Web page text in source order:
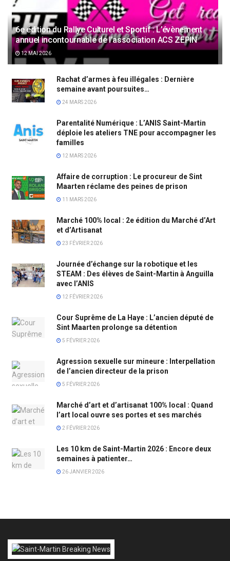
6e édition du Rallye Culturel et Sportif : L’évènement
annuel incontournable de l’association ACS ZEPIN
12 MAI 2026
Rachat d’armes à feu illégales : Dernière
semaine avant poursuites…
24 MARS 2026
Parentalité Numérique : L’ANIS Saint-Martin
déploie les ateliers TNE pour accompagner les
familles
12 MARS 2026
Affaire de corruption : Le procureur de Sint
Maarten réclame des peines de prison
11 MARS 2026
Marché 100% local : 2e édition du Marché d’Art
et d’Artisanat
23 FÉVRIER 2026
Journée d’échange sur la robotique et les
STEAM : Des élèves de Saint-Martin à Anguilla
avec l’ANIS
12 FÉVRIER 2026
Cour Suprême de La Haye : L’ancien député de
Sint Maarten prolonge sa détention
5 FÉVRIER 2026
Agression sexuelle sur mineure : Interpellation
de l’ancien directeur de la prison
5 FÉVRIER 2026
Marché d’art et d’artisanat 100% local : Quand
l’art local ouvre ses portes et ses marchés
2 FÉVRIER 2026
Les 10 km de Saint-Martin 2026 : Encore deux
semaines à patienter…
26 JANVIER 2026